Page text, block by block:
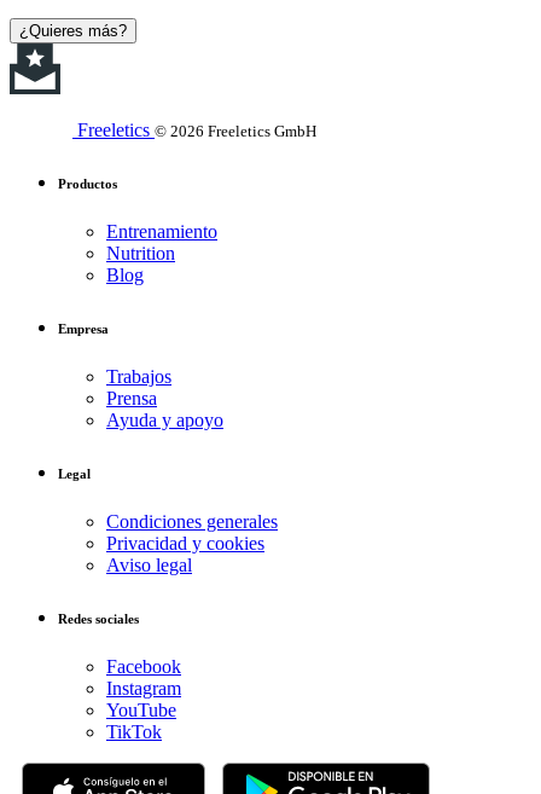
¿Quieres más?
Freeletics © 2026 Freeletics GmbH
Productos
Entrenamiento
Nutrition
Blog
Empresa
Trabajos
Prensa
Ayuda y apoyo
Legal
Condiciones generales
Privacidad y cookies
Aviso legal
Redes sociales
Facebook
Instagram
YouTube
TikTok